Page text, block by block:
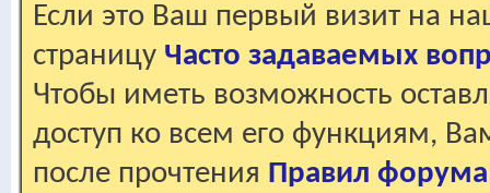
Если это Ваш первый визит на
страницу Часто задаваемых
Чтобы иметь возможность
доступ ко всем его функциям,
после прочтения Правил форума